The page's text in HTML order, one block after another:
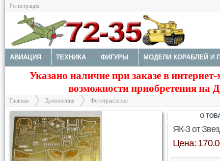
Регистрация
АВИАЦИЯ ТЕХНИКА ФИГУРЫ МОДЕЛИ КОРАБЛЕЙ И
ДОПОЛНЕНИЯ ДЕКАЛИ КОЛЕСА НАБОРЫ
КРАСКИ И ИНСТРУМЕНТЫ
Указано наличие при заказе в
возможности приобретения на
Главная
>
Дополнения
>
Фототравление
ЯК-3 от
Цена:
О